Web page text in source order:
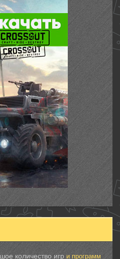
количество игр и программ